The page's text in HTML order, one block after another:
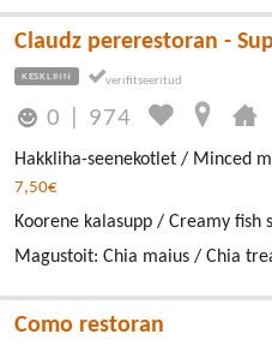
Claudz pererestoran -
KESKLINN
0 974
Hakkliha-seenekotlet / Minced
7,50€
Koorene kalasupp / Creamy fish
Magustoit: Chia maius / Chia
Como restoran